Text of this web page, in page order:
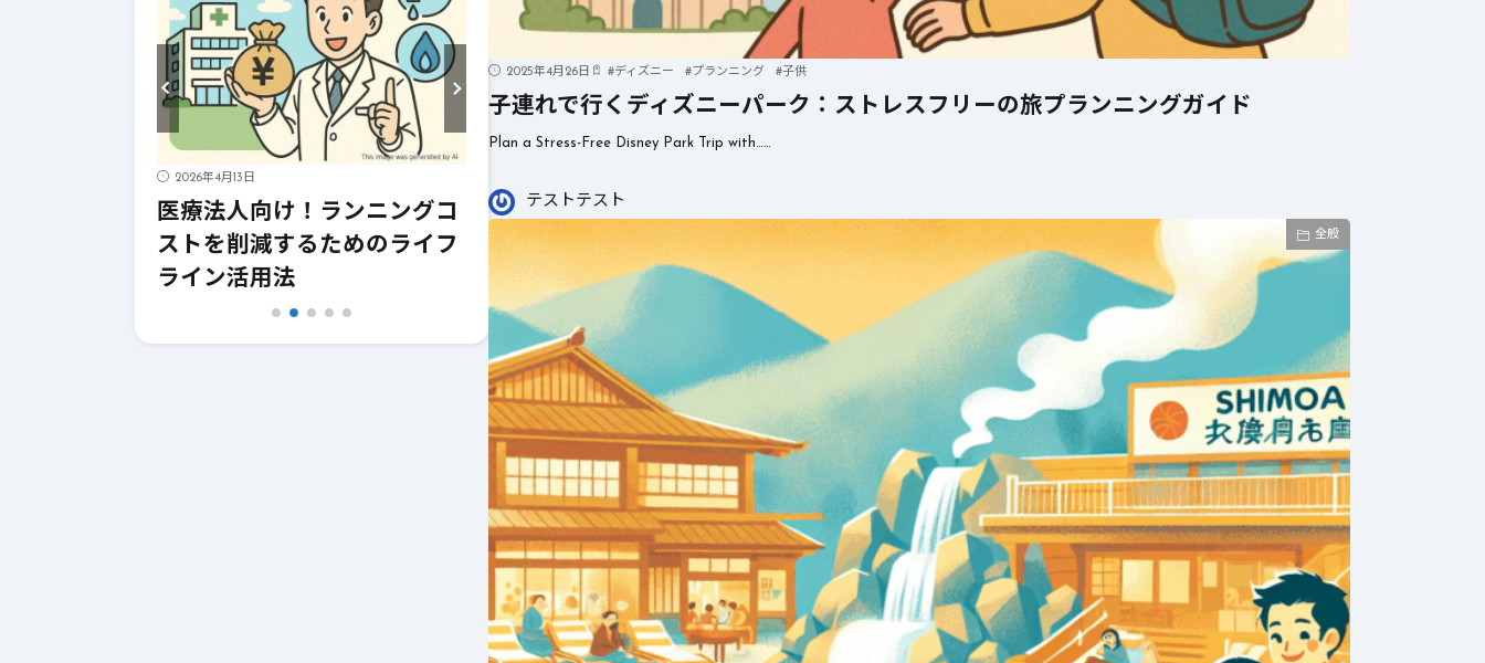
2026年4月13日
医療法人向け！ランニングコ
ストを削減するためのライフ
ライン活用法
天気予報の秘密を解き明か
す！知られざる舞台裏とは？
ガムテープの秘密！収納から
修理までの万能ツール
曇り空に隠された天気の秘密
とは？
2025年4月26日 #ディズニー #プランニング #子供
子連れで行くディズニーパーク：ストレスフリーの旅プランニングガイド
Plan a Stress-Free Disney Park Trip with……
テストテスト
全般